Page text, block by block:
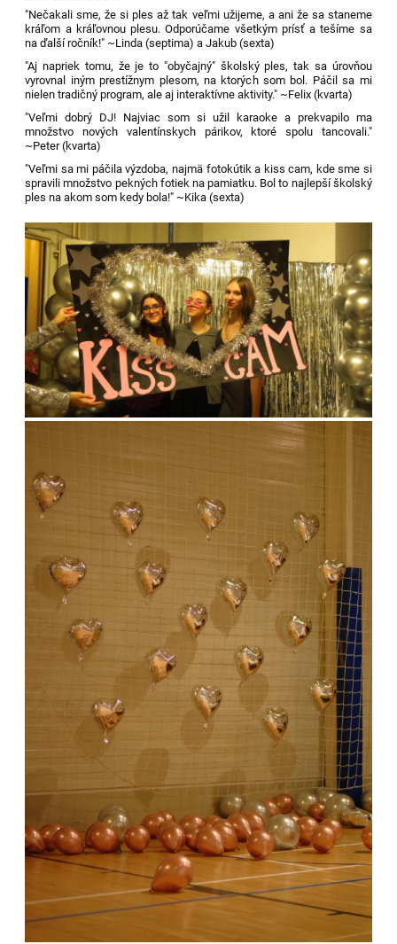
"Nečakali sme, že si ples až tak veľmi užijeme, a ani že sa staneme
kráľom a kráľovnou plesu. Odporúčame všetkým prísť a tešíme sa
na ďalší ročník!" ~Linda (septima) a Jakub (sexta)
"Aj napriek tomu, že je to "obyčajný" školský ples, tak sa úrovňou
vyrovnal iným prestížnym plesom, na ktorých som bol. Páčil sa mi
nielen tradičný program, ale aj interaktívne aktivity." ~Felix (kvarta)
"Veľmi dobrý DJ! Najviac som si užil karaoke a prekvapilo ma
množstvo nových valentínskych párikov, ktoré spolu tancovali."
~Peter (kvarta)
"Veľmi sa mi páčila výzdoba, najmä fotokútik a kiss cam, kde sme si
spravili množstvo pekných fotiek na pamiatku. Bol to najlepší školský
ples na akom som kedy bola!" ~Kika (sexta)